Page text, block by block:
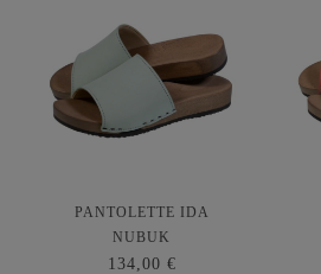
PANTOLETTE IDA
NUBUK
134,00 €